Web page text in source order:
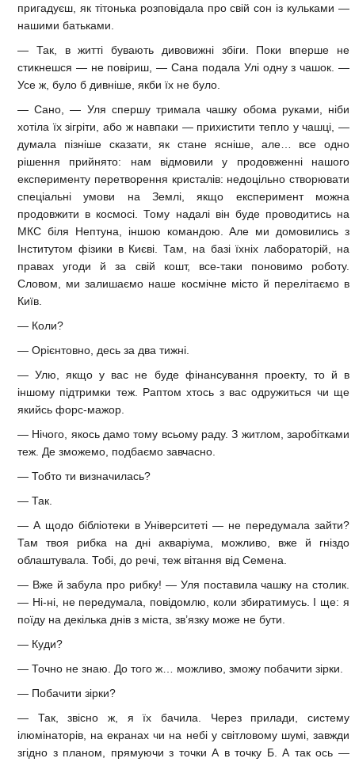
пригадуєш, як тітонька розповідала про свій сон із кульками —
нашими батьками.
— Так, в житті бувають дивовижні збіги. Поки вперше не
стикнешся — не повіриш, — Сана подала Улі одну з чашок. —
Усе ж, було б дивніше, якби їх не було.
— Сано, — Уля спершу тримала чашку обома руками, ніби
хотіла їх зігріти, або ж навпаки — прихистити тепло у чашці, —
думала пізніше сказати, як стане ясніше, але… все одно
рішення прийнято: нам відмовили у продовженні нашого
експерименту перетворення кристалів: недоцільно створювати
спеціальні умови на Землі, якщо експеримент можна
продовжити в космосі. Тому надалі він буде проводитись на
МКС біля Нептуна, іншою командою. Але ми домовились з
Інститутом фізики в Києві. Там, на базі їхніх лабораторій, на
правах угоди й за свій кошт, все-таки поновимо роботу.
Словом, ми залишаємо наше космічне місто й перелітаємо в
Київ.
— Коли?
— Орієнтовно, десь за два тижні.
— Улю, якщо у вас не буде фінансування проекту, то й в
іншому підтримки теж. Раптом хтось з вас одружиться чи ще
якийсь форс-мажор.
— Нічого, якось дамо тому всьому раду. З житлом, заробітками
теж. Де зможемо, подбаємо завчасно.
— Тобто ти визначилась?
— Так.
— А щодо бібліотеки в Університеті — не передумала зайти?
Там твоя рибка на дні акваріума, можливо, вже й гніздо
облаштувала. Тобі, до речі, теж вітання від Семена.
— Вже й забула про рибку! — Уля поставила чашку на столик.
— Ні-ні, не передумала, повідомлю, коли збиратимусь. І ще: я
поїду на декілька днів з міста, зв’язку може не бути.
— Куди?
— Точно не знаю. До того ж… можливо, зможу побачити зірки.
— Побачити зірки?
— Так, звісно ж, я їх бачила. Через прилади, систему
ілюмінаторів, на екранах чи на небі у світловому шумі, завжди
згідно з планом, прямуючи з точки А в точку Б. А так ось —